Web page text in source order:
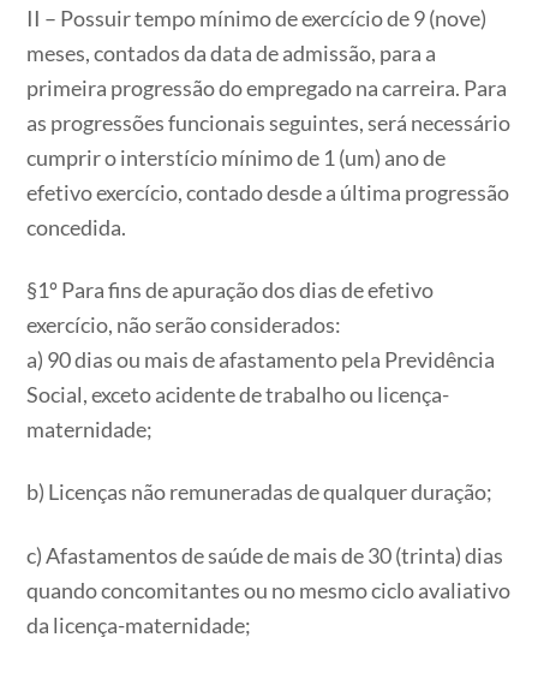
II – Possuir tempo mínimo de exercício de 9 (nove)
meses, contados da data de admissão, para a
primeira progressão do empregado na carreira. Para
as progressões funcionais seguintes, será necessário
cumprir o interstício mínimo de 1 (um) ano de
efetivo exercício, contado desde a última progressão
concedida.
§1º Para fins de apuração dos dias de efetivo
exercício, não serão considerados:
a) 90 dias ou mais de afastamento pela Previdência
Social, exceto acidente de trabalho ou licença-
maternidade;
b) Licenças não remuneradas de qualquer duração;
c) Afastamentos de saúde de mais de 30 (trinta) dias
quando concomitantes ou no mesmo ciclo avaliativo
da licença-maternidade;